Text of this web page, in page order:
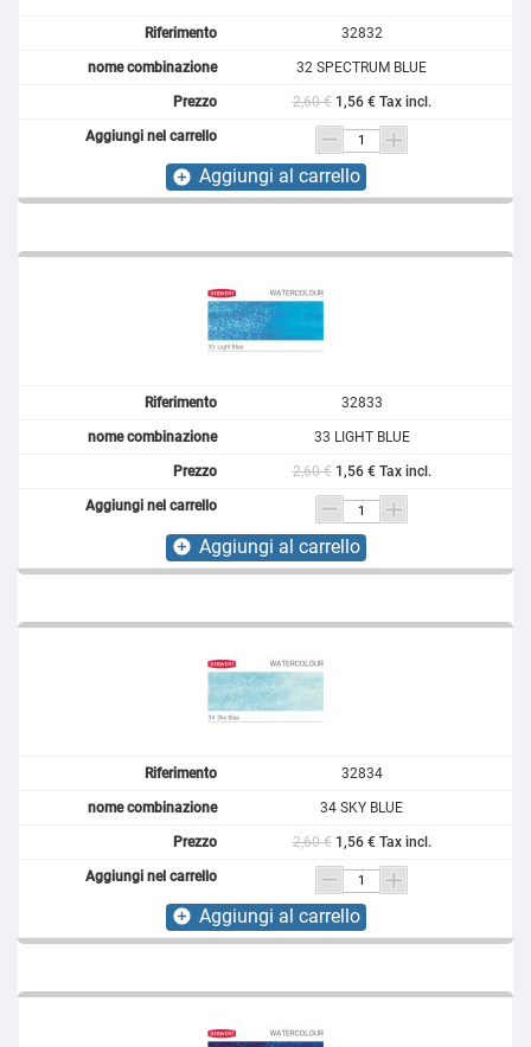
32832
32 SPECTRUM BLUE
2,60 € 1,56 € Tax incl.
add_circle Aggiungi al carrello
32833
33 LIGHT BLUE
2,60 € 1,56 € Tax incl.
add_circle Aggiungi al carrello
32834
34 SKY BLUE
2,60 € 1,56 € Tax incl.
add_circle Aggiungi al carrello